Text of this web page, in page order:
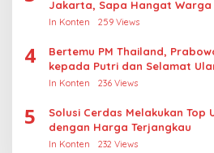
Jakarta, Sapa Hangat Warga
In Konten 259 Views
4
Bertemu PM Thailand,
kepada Putri dan Selamat
Thailand
In Konten 236 Views
5
Solusi Cerdas Melakukan Top
dengan Harga Terjangkau
In Konten 232 Views